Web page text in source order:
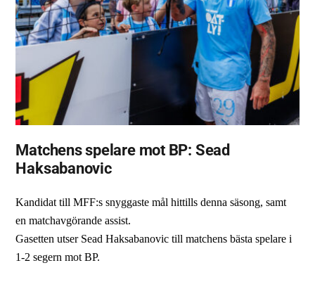
Matchens spelare mot BP: Sead
Haksabanovic
Kandidat till MFF:s snyggaste mål hittills denna säsong, samt
en matchavgörande assist.
Gasetten utser Sead Haksabanovic till matchens bästa spelare i
1-2 segern mot BP.